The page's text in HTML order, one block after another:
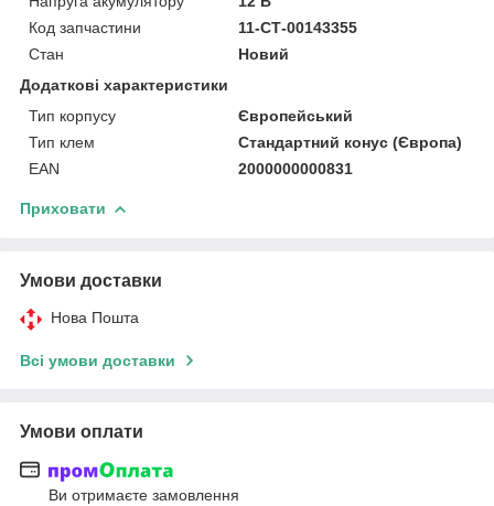
Код запчастини
11-СТ-00143355
Стан
Новий
Додаткові характеристики
Тип корпусу
Європейський
Тип клем
Стандартний конус (Європа)
EAN
2000000000831
Приховати
Умови доставки
Нова Пошта
Всі умови доставки
Умови оплати
Ви отримаєте замовлення